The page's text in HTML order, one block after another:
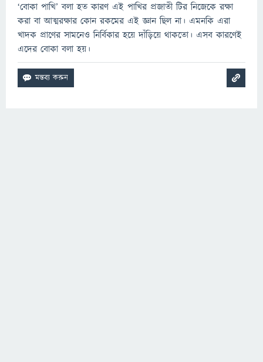
‘বোকা পাখি’ বলা হত কারণ এই পাখির প্রজাতী টির নিজেকে রক্ষা
করা বা আত্মরক্ষার কোন রকমের এই জ্ঞান ছিল না। এমনকি এরা
খাদক প্রাণের সামনেও নির্বিকার হয়ে দাঁড়িয়ে থাকতো। এসব কারণেই
এদের বোকা বলা হয়।